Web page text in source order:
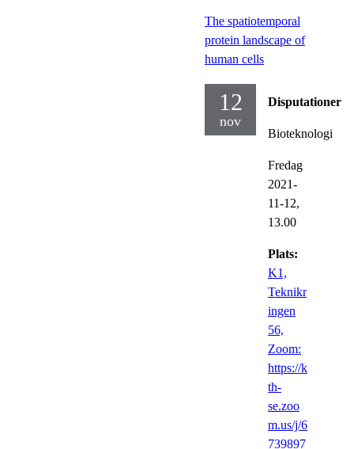
The spatiotemporal
protein landscape of
human cells
12
nov
Disputationer
Bioteknologi
Fredag
2021-
11-12,
13.00
Plats:
K1,
Teknikr
ingen
56,
Zoom:
https://k
th-
se.zoo
m.us/j/6
739897